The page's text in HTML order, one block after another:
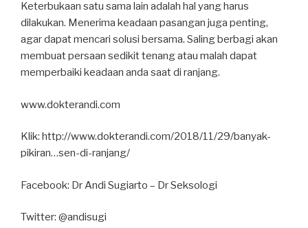
Keterbukaan satu sama lain adalah hal yang harus
dilakukan. Menerima keadaan pasangan juga penting,
agar dapat mencari solusi bersama. Saling berbagi akan
membuat persaan sedikit tenang atau malah dapat
memperbaiki keadaan anda saat di ranjang.
www.dokterandi.com
Klik: http://www.dokterandi.com/2018/11/29/banyak-
pikiran…sen-di-ranjang/
Facebook: Dr Andi Sugiarto – Dr Seksologi
Twitter: @andisugi